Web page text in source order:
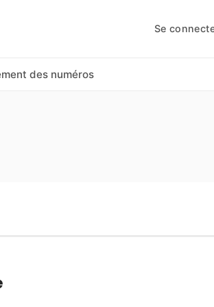
Se
des numéros